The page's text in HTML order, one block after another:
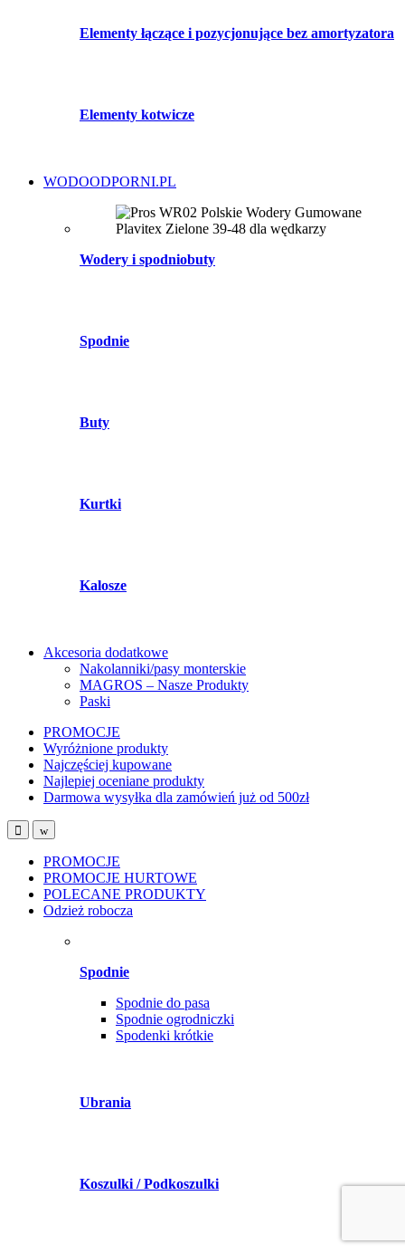
Elementy łączące i pozycjonujące bez amortyzatora
Elementy kotwicze
WODOODPORNI.PL
Wodery i spodniobuty
Spodnie
Buty
Kurtki
Kalosze
Akcesoria dodatkowe
Nakolanniki/pasy monterskie
MAGROS – Nasze Produkty
Paski
PROMOCJE
Wyróżnione produkty
Najczęściej kupowane
Najlepiej oceniane produkty
Darmowa wysyłka dla zamówień już od 500zł
PROMOCJE
PROMOCJE HURTOWE
POLECANE PRODUKTY
Odzież robocza
Spodnie
Spodnie do pasa
Spodnie ogrodniczki
Spodenki krótkie
Ubrania
Koszulki / Podkoszulki